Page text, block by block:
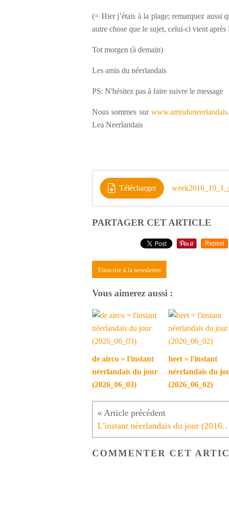
(= Hier j’étais à la plage; remarquez aussi
autre chose que le sujet, celui-ci vient
Tot morgen (à demain)
Les amis du néerlandais
PS: N'hésitez pas à faire suivre le message
Nous sommes sur
Lea Neerlandais
Télécharger
PARTAGER CET ARTICLE
Repost
S'inscrire à la newsletter
Vous aimerez aussi :
de airco = l'instant
néerlandais du jour
(2026_06_03)
heet = l'instant
néerlandais du
(2026_06_02)
L'instant néerlandais du jour
COMMENTER CET